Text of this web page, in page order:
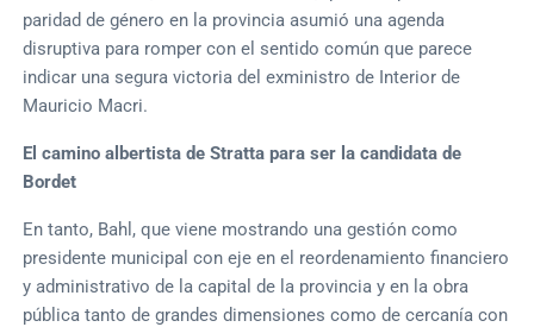
paridad de género en la provincia asumió una agenda
disruptiva para romper con el sentido común que parece
indicar una segura victoria del exministro de Interior de
Mauricio Macri.
El camino albertista de Stratta para ser la candidata de
Bordet
En tanto, Bahl, que viene mostrando una gestión como
presidente municipal con eje en el reordenamiento financiero
y administrativo de la capital de la provincia y en la obra
pública tanto de grandes dimensiones como de cercanía con